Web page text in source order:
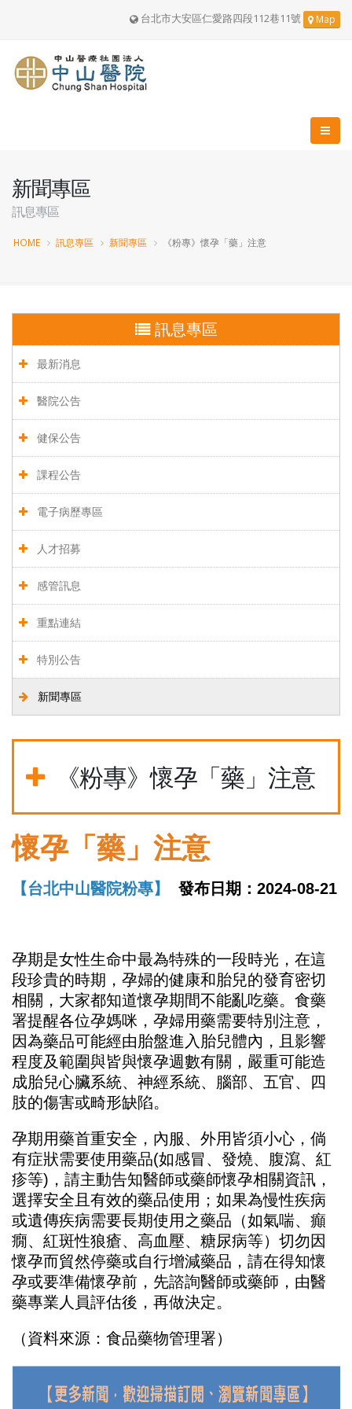
台北市大安區仁愛路四段112巷11號 Map
新聞專區
訊息專區
HOME 訊息專區 新聞專區 《粉專》懷孕「藥」注意
訊息專區
最新消息
醫院公告
健保公告
課程公告
電子病歷專區
人才招募
感管訊息
重點連結
特別公告
新聞專區
《粉專》懷孕「藥」注意
懷孕「藥」注意
【台北中山醫院粉專】 發布日期：2024-08-21
孕期是女性生命中最為特殊的一段時光，在這
段珍貴的時期，孕婦的健康和胎兒的發育密切
相關，大家都知道懷孕期間不能亂吃藥。食藥
署提醒各位孕媽咪，孕婦用藥需要特別注意，
因為藥品可能經由胎盤進入胎兒體內，且影響
程度及範圍與皆與懷孕週數有關，嚴重可能造
成胎兒心臟系統、神經系統、腦部、五官、四
肢的傷害或畸形缺陷。
孕期用藥首重安全，內服、外用皆須小心，倘
有症狀需要使用藥品(如感冒、發燒、腹瀉、紅
疹等) ，請主動告知醫師或藥師懷孕相關資訊，
選擇安全且有效的藥品使用；如果為慢性疾病
或遺傳疾病需要長期使用之藥品（如氣喘、癲
癇、紅斑性狼瘡、高血壓、糖尿病等）切勿因
懷孕而貿然停藥或自行增減藥品，請在得知懷
孕或要準備懷孕前，先諮詢醫師或藥師，由醫
藥專業人員評估後，再做決定。
（資料來源：食品藥物管理署）